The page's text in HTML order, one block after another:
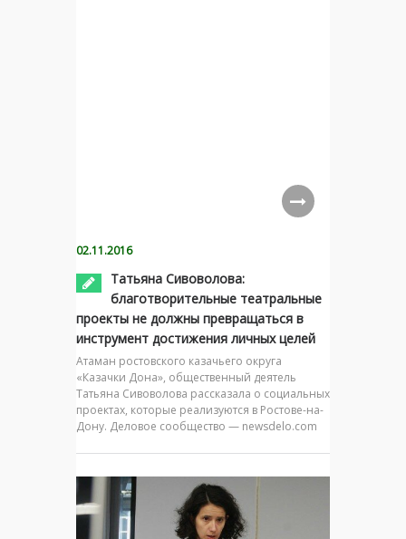
02.11.2016
Татьяна Сивоволова:
благотворительные театральные
проекты не должны превращаться в
инструмент достижения личных целей
Атаман ростовского казачьего округа
«Казачки Дона», общественный деятель
Татьяна Сивоволова рассказала о социальных
проектах, которые реализуются в Ростове-на-
Дону. Деловое сообщество — newsdelo.com